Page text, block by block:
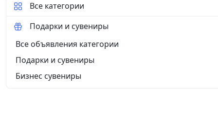
Все категории
Подарки и сувениры
Все объявления категории
Подарки и сувениры
Бизнес сувениры